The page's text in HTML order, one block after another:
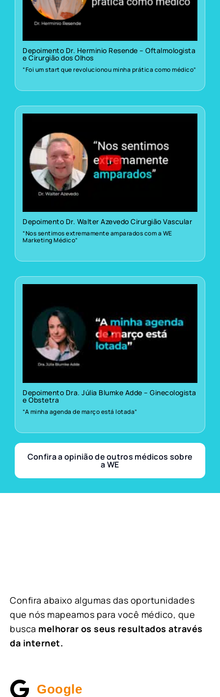
Depoimento Dr. Herminio Resende – Oftalmologista
e Cirurgião dos Olhos
“Foi um start que revolucionou minha prática como médico”
Depoimento Dr. Walter Azevedo Cirurgião Vascular
“Nos sentimos extremamente amparados com a WE
Marketing Médico”
Depoimento Dra. Júlia Blumke Adde – Ginecologista
e Obstetra
“A minha agenda de março está lotada”
Confira a opinião de outros médicos sobre
a WE
Confira abaixo algumas das oportunidades
que nós mapeamos para você médico, que
busca melhorar os seus resultados através
da internet.
Google